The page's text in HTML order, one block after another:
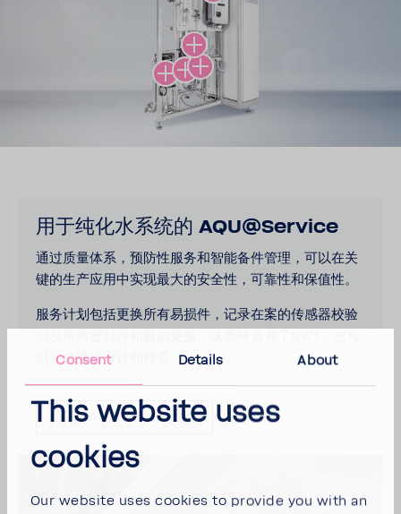
Consent Details About
This website uses
cookies
Our website uses cookies to provide you with an
用于纯化水系统的 AQU@Service
通过质量体系，预防性服务和智能备件管理，可以在关
键的生产应用中实现最大的安全性，可靠性和保值性。
服务计划包括更换所有易损件，记录在案的传感器校验
以安全通过审计和检查。
了解 AQU@Services